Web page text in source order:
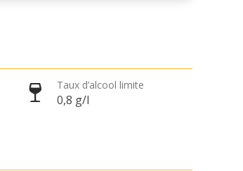
Taux d’alcool limite
0,8 g/l